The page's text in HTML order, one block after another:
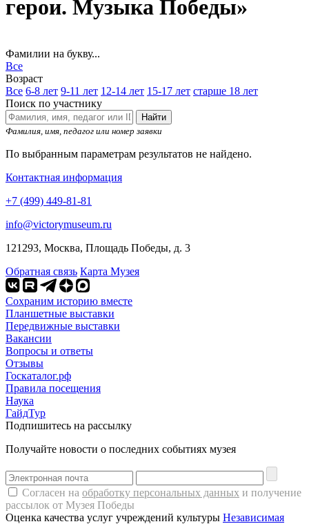
герои. Музыка Победы»
Фамилии на букву...
Все
Возраст
Все 6-8 лет 9-11 лет 12-14 лет 15-17 лет старше 18 лет
Поиск по участнику
Найти
Фамилия, имя, педагог или номер заявки
По выбранным параметрам результатов не найдено.
Контактная информация
+7 (499) 449-81-81
info@victorymuseum.ru
121293, Москва, Площадь Победы, д. 3
Обратная связь Карта Музея
Сохраним историю вместе
Планшетные выставки
Передвижные выставки
Вакансии
Вопросы и ответы
Отзывы
Госкаталог.рф
Правила посещения
Наука
ГайдТур
Подпишитесь на рассылку
Получайте новости о последних событиях музея
Согласен на обработку персональных данных и получение
рассылок от Музея Победы
Оценка качества услуг учреждений культуры Независимая